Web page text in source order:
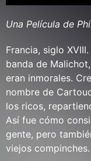
Una Película de
Francia, siglo
banda de
eran inmorales.
nombre de
los ricos,
Así fue cómo
gente, pero
viejos compinches.